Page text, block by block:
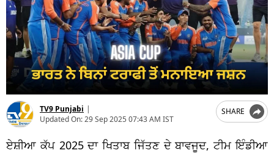
TV9 Punjabi |
Updated On:29 Sep 2025 07:43 AM IST
SHARE
ਏਸ਼ੀਆ ਕੱਪ 2025 ਦਾ ਖਿਤਾਬ ਜਿੱਤਣ ਦੇ ਬਾਵਜੂਦ, ਟੀਮ ਇੰਡੀਆ